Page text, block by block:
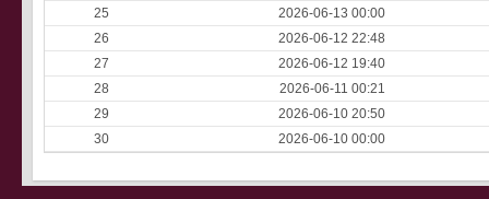
25
2026-06-13 00:00
26
2026-06-12 22:48
27
2026-06-12 19:40
28
2026-06-11 00:21
29
2026-06-10 20:50
30
2026-06-10 00:00